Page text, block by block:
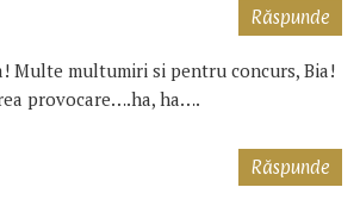
Multe multumiri si pentru concurs, Bia!
provocare….ha, ha….
Răspunde
Răspunde